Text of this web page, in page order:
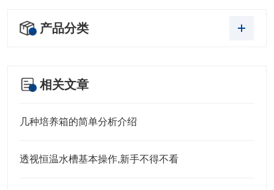
产品分类
相关文章
几种培养箱的简单分析介绍
透视恒温水槽基本操作,新手不得不看